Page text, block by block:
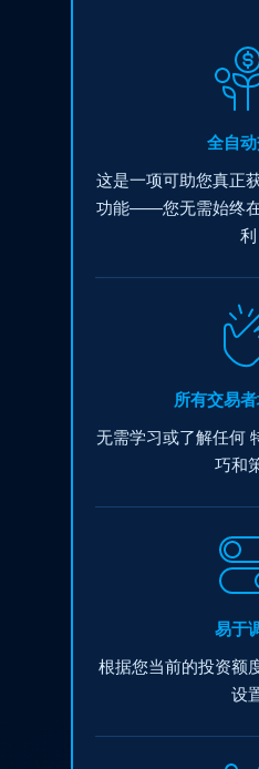
全自
这是一项可助您真正
功能——您无需始终
利
所有交易
无需学习或了解任何
巧和
易于
根据您当前的投资额
设